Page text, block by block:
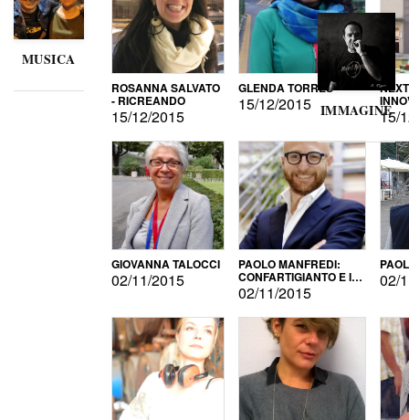
MUSICA
ROSANNA SALVATO
- RICREANDO
15/12/2015
GLENDA TORRES
15/12/2015
15/
GIOVANNA TALOCCI
02/11/2015
PAOLO MANFREDI:
CONFARTIGIANTO E IL
SONDAGGIO
02/11/2015
02/
IMMAGINE